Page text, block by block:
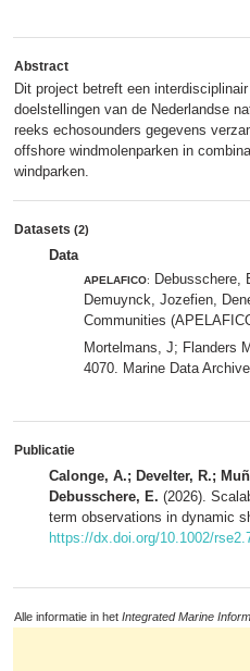
Abstract
Dit project betreft een
doelstellingen van de Nederlandse
reeks echosounders gegevens
offshore windmolenparken in
windparken.
Datasets (2)
Data
APELAFICO:
Debusschere,
Demuynck, Jozefien,
Communities
Mortelmans, J; Flanders
4070. Marine Data
Publicatie
Calonge, A.; Develter, R.;
Debusschere, E. (2026).
term observations in dynamic
https://dx.doi.org/10.1002/
Alle informatie in het Integrated Marine